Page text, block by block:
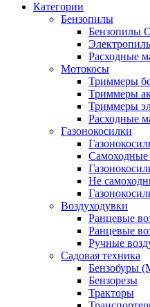
Категории
Бензопилы
Бензопилы
Расходные
Мотокосы
Триммеры
Триммеры
Триммеры
Расходные
Газонокосилки
Самоходные
Не
Воздуходувки
Ранцевые
Ранцевые
Ручные
Садовая техника
Бензобуры
Бензорезы
Тракторы